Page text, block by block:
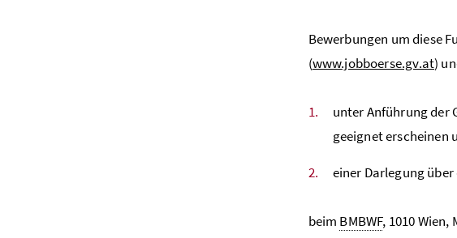
Bewerbungen um diese
(www.jobboerse.gv.at)
unter Anführung der
geeignet erscheinen
einer Darlegung
beim BMBWF, 1010